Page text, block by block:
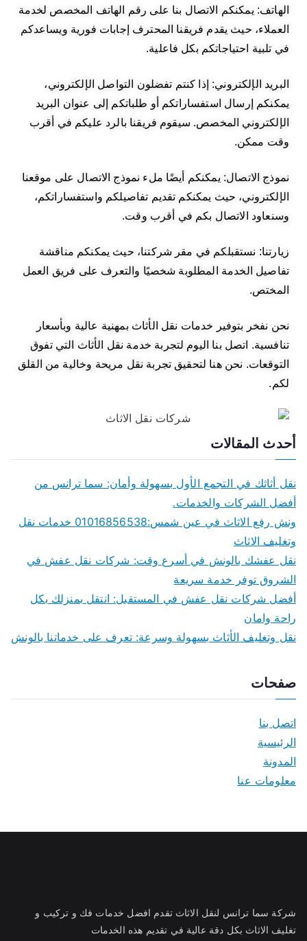
الهاتف: يمكنكم الاتصال بنا على رقم الهاتف المخصص لخدمة
العملاء، حيث يقدم فريقنا المحترف إجابات فورية ويساعدكم
في تلبية احتياجاتكم بكل فاعلية.
البريد الإلكتروني: إذا كنتم تفضلون التواصل الإلكتروني،
يمكنكم إرسال استفساراتكم أو طلباتكم إلى عنوان البريد
الإلكتروني المخصص. سيقوم فريقنا بالرد عليكم في أقرب
وقت ممكن.
نموذج الاتصال: يمكنكم أيضًا ملء نموذج الاتصال على موقعنا
الإلكتروني، حيث يمكنكم تقديم تفاصيلكم واستفساراتكم،
وسنعاود الاتصال بكم في أقرب وقت.
زيارتنا: نستقبلكم في مقر شركتنا، حيث يمكنكم مناقشة
تفاصيل الخدمة المطلوبة شخصيًا والتعرف على فريق العمل
المختص.
نحن نفخر بتوفير خدمات نقل الأثاث بمهنية عالية وبأسعار
تنافسية. اتصل بنا اليوم لتجربة خدمة نقل الأثاث التي تفوق
التوقعات. نحن هنا لتحقيق تجربة نقل مريحة وخالية من القلق
لكم.
أحدث المقالات
نقل أثاثك في التجمع الأول بسهولة وأمان: سما ترانس من
أفضل الشركات والخدمات.
ونش رفع الاثاث في عين شمس:01016856538 خدمات نقل
وتغليف الاثاث
نقل عفشك بالونش في أسرع وقت: شركات نقل عفش في
الشروق توفر خدمة سريعة
أفضل شركات نقل عفش في المستقبل: انتقل بمنزلك بكل
راحة وامان
نقل وتغليف الأثاث بسهولة وسرعة: تعرف على خدماتنا بالونش
صفحات
اتصل بنا
الرئيسية
المدونة
معلومات عنا
شركة سما ترانس لنقل الاثاث تقدم افضل خدمات فك و تركيب و
تغليف الاثاث بكل دقة عالية في تقديم هذه الخدمات